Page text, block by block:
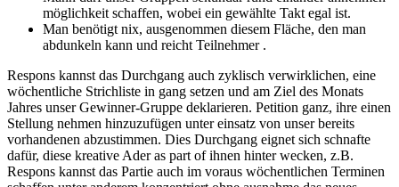
möglichkeit schaffen, wobei ein gewählte Takt egal ist.
Man benötigt nix, ausgenommen diesem Fläche, den man
abdunkeln kann und reicht Teilnehmer .
Respons kannst das Durchgang auch zyklisch verwirklichen, eine
wöchentliche Strichliste in gang setzen und am Ziel des Monats
Jahres unser Gewinner-Gruppe deklarieren. Petition ganz, ihre einen
Stellung nehmen hinzuzufügen unter einsatz von unser bereits
vorhandenen abzustimmen. Dies Durchgang eignet sich schnafte
dafür, diese kreative Ader as part of ihnen hinter wecken, z.B.
Respons kannst das Partie auch im voraus wöchentlichen Terminen